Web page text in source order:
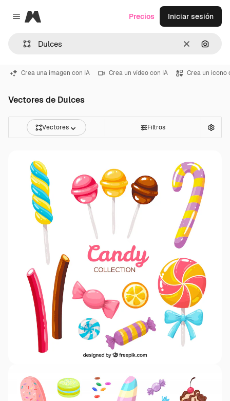
Close menu
Magnific
Borrar
Precios Iniciar sesión
Crea una imagen con IA Crea un vídeo con IA Crea un icono
Vectores de Dulces
Vectores Filtros